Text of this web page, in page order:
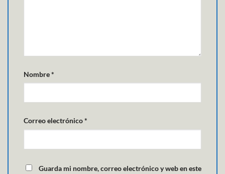
Nombre*
Correo electrónico*
Guarda mi nombre, correo electrónico y web en este